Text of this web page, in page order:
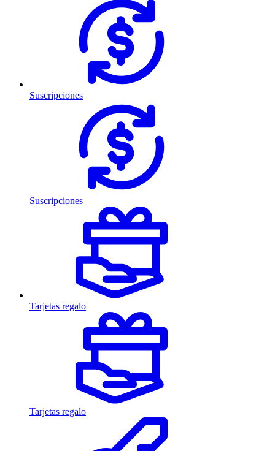
Suscripciones
Suscripciones
Tarjetas regalo
Tarjetas regalo